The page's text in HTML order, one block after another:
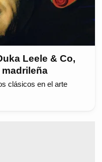
Leele & Co,
clásicos en el arte